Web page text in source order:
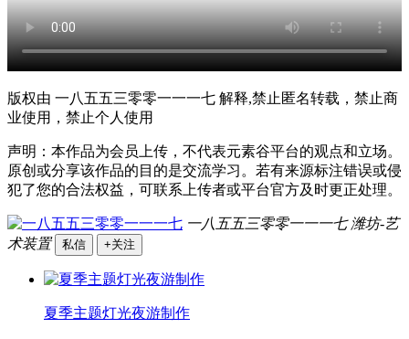
版权由 一八五五三零零一一一七 解释,禁止匿名转载，禁止商
业使用，禁止个人使用
声明：本作品为会员上传，不代表元素谷平台的观点和立场。
原创或分享该作品的目的是交流学习。若有来源标注错误或侵
犯了您的合法权益，可联系上传者或平台官方及时更正处理。
一八五五三零零一一一七 潍坊-艺
术装置
私信 +关注
夏季主题灯光夜游制作